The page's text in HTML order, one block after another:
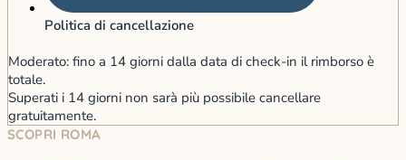
Politica di cancellazione
Moderato: fino a 14 giorni dalla data di check-in il rimborso è
totale.
Superati i 14 giorni non sarà più possibile cancellare
gratuitamente.
SCOPRI ROMA